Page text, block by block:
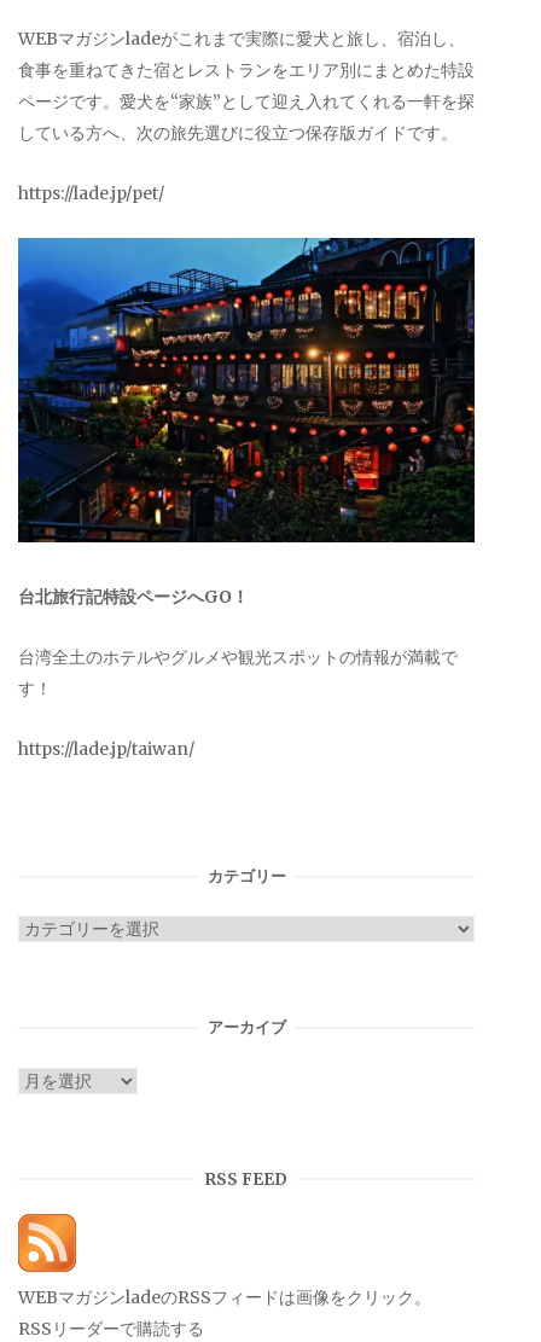
WEBマガジンladeがこれまで実際に愛犬と旅し、宿泊し、
食事を重ねてきた宿とレストランをエリア別にまとめた特設
ページです。愛犬を“家族”として迎え入れてくれる一軒を探
している方へ、次の旅先選びに役立つ保存版ガイドです。
https://lade.jp/pet/
台北旅行記特設ページへGO！
台湾全土のホテルやグルメや観光スポットの情報が満載で
す！
https://lade.jp/taiwan/
カテゴリー
カ
アーカイブ
ア
RSS FEED
WEBマガジンladeのRSSフィードは画像をクリック。
RSSリーダーで購読する